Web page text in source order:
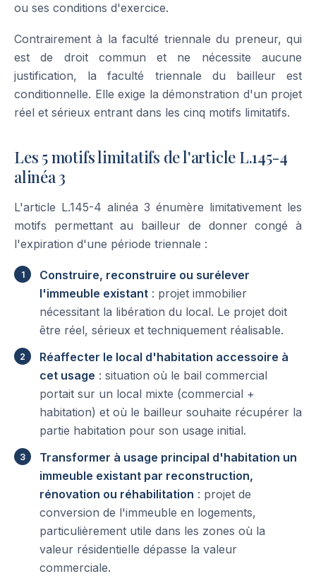
ou ses conditions d'exercice.
Contrairement à la faculté triennale du preneur, qui
est de droit commun et ne nécessite aucune
justification, la faculté triennale du bailleur est
conditionnelle. Elle exige la démonstration d'un projet
réel et sérieux entrant dans les cinq motifs limitatifs.
Les 5 motifs limitatifs de l'article L.145-4
alinéa 3
L'article L.145-4 alinéa 3 énumère limitativement les
motifs permettant au bailleur de donner congé à
l'expiration d'une période triennale :
Construire, reconstruire ou surélever
l'immeuble existant : projet immobilier
nécessitant la libération du local. Le projet doit
être réel, sérieux et techniquement réalisable.
Réaffecter le local d'habitation accessoire à
cet usage : situation où le bail commercial
portait sur un local mixte (commercial +
habitation) et où le bailleur souhaite récupérer la
partie habitation pour son usage initial.
Transformer à usage principal d'habitation un
immeuble existant par reconstruction,
rénovation ou réhabilitation : projet de
conversion de l'immeuble en logements,
particulièrement utile dans les zones où la
valeur résidentielle dépasse la valeur
commerciale.